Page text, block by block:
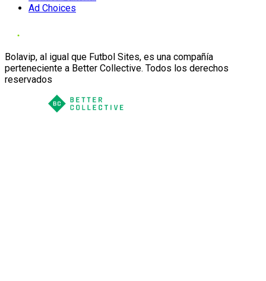
Ad Choices
Bolavip, al igual que Futbol Sites, es una compañía
perteneciente a Better Collective. Todos los derechos
reservados